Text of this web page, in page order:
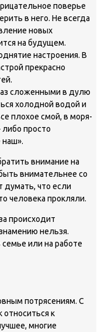
поверье
в него. Не всегда
новых
на будущем.
настроения. В
прекрасно
сложенными в дулю
холодной водой и
плохое смой, в моря-
либо просто
наш».
внимание на
внимательнее со
думать, что если
человека прокляли.
происходит
нельзя.
семье или на работе
потрясениям. С
относиться к
многие